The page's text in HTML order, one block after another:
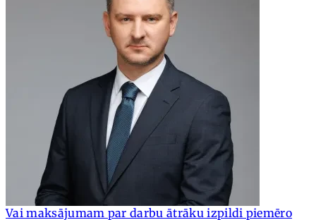
Vai maksājumam par darbu ātrāku izpildi piemēro